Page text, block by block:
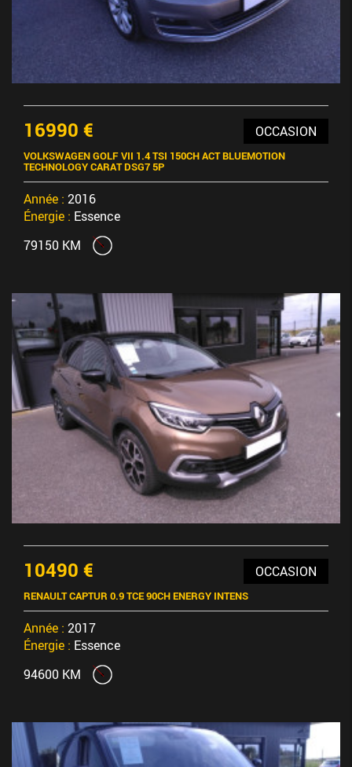
16990 € OCCASION
VOLKSWAGEN GOLF VII 1.4 TSI 150CH ACT BLUEMOTION
TECHNOLOGY CARAT DSG7 5P
Année : 2016
Énergie : Essence
79150 KM
10490 € OCCASION
RENAULT CAPTUR 0.9 TCE 90CH ENERGY INTENS
Année : 2017
Énergie : Essence
94600 KM